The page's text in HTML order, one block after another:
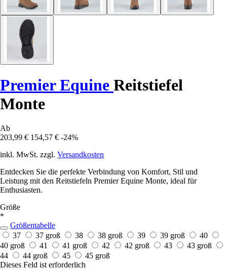
Premier Equine Reitstiefel
Monte
Ab
203,99 € 154,57 € -24%
inkl. MwSt. zzgl. Versandkosten
Entdecken Sie die perfekte Verbindung von Komfort, Stil und
Leistung mit den Reitstiefeln Premier Equine Monte, ideal für
Enthusiasten.
Größe
*
Größentabelle
37
37 groß 38 38 groß 39 39 groß
40
40 groß
41 41 groß 42 42 groß 43
43 groß
44
44 groß 45
45 groß
Dieses Feld ist erforderlich